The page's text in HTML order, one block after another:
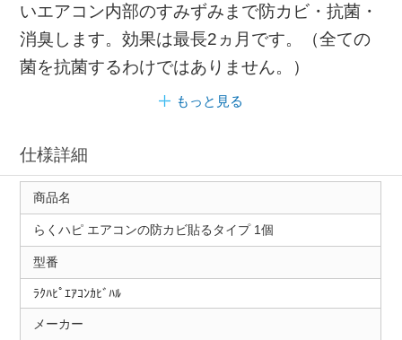
いエアコン内部のすみずみまで防カビ・抗菌・
消臭します。効果は最長2ヵ月です。（全ての
菌を抗菌するわけではありません。）
もっと見る
仕様詳細
商品名
らくハピ エアコンの防カビ貼るタイプ 1個
型番
ﾗｸﾊﾋﾟｴｱｺﾝｶﾋﾞﾊﾙ
メーカー